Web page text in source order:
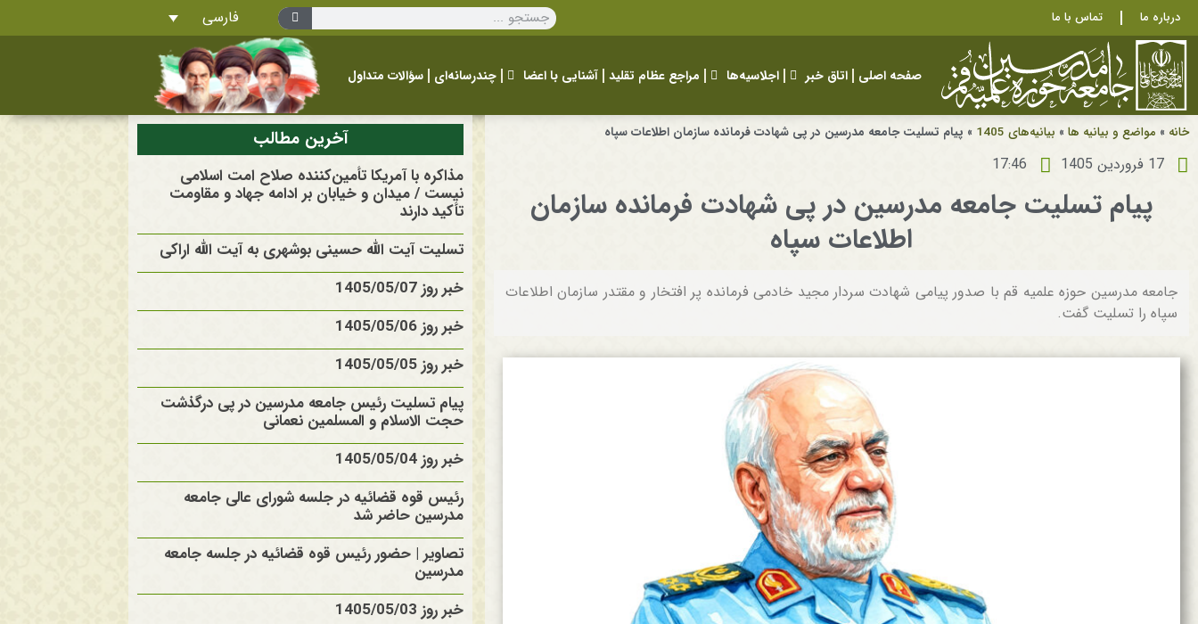
درباره ما تماس با ما فارسی
صفحه اصلی اتاق خبر اجلاسیه‌ها مراجع عظام تقلید آشنایی با اعضا چندرسانه‌ای سؤالات متداول
خانه » مواضع و بیانیه ها » بیانیه‌های 1405 » پیام تسلیت جامعه مدرسین در پی شهادت فرمانده سازمان اطلاعات سپاه
17 فروردین 1405 17:46
پیام تسلیت جامعه مدرسین در پی شهادت فرمانده سازمان
اطلاعات سپاه
جامعه مدرسین حوزه علمیه قم با صدور پیامی شهادت سردار مجید خادمی فرمانده پر افتخار و مقتدر سازمان اطلاعات
سپاه را تسلیت گفت.
آخرین مطالب
مذاکره با آمریکا تأمین‌کننده صلاح امت اسلامی
نیست / میدان و خیابان بر ادامه جهاد و مقاومت
تأکید دارند
تسلیت آیت الله حسینی بوشهری به آیت الله اراکی
خبر روز 1405/05/07
خبر روز 1405/05/06
خبر روز 1405/05/05
پیام تسلیت رئیس جامعه مدرسین در پی درگذشت
حجت الاسلام و المسلمین نعمانی
خبر روز 1405/05/04
رئیس قوه قضائیه در جلسه شورای عالی جامعه
مدرسین حاضر شد
تصاویر | حضور رئیس قوه قضائیه در جلسه جامعه
مدرسین
خبر روز 1405/05/03